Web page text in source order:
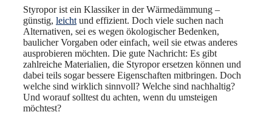
Styropor ist ein Klassiker in der Wärmedämmung –
günstig, leicht und effizient. Doch viele suchen nach
Alternativen, sei es wegen ökologischer Bedenken,
baulicher Vorgaben oder einfach, weil sie etwas anderes
ausprobieren möchten. Die gute Nachricht: Es gibt
zahlreiche Materialien, die Styropor ersetzen können und
dabei teils sogar bessere Eigenschaften mitbringen. Doch
welche sind wirklich sinnvoll? Welche sind nachhaltig?
Und worauf solltest du achten, wenn du umsteigen
möchtest?